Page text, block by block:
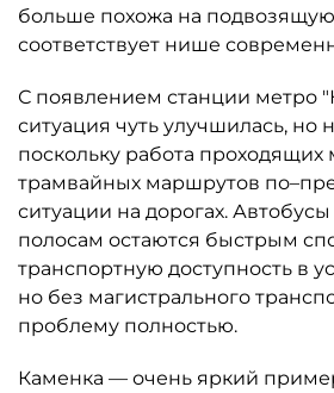
больше похожа на подвозящую
соответствует нише
С появлением станции метро
ситуация чуть улучшилась, но
поскольку работа
трамвайных маршрутов
ситуации на дорогах.
полосам остаются быстрым
транспортную доступность в
но без магистрального
проблему полностью.
Каменка — очень яркий